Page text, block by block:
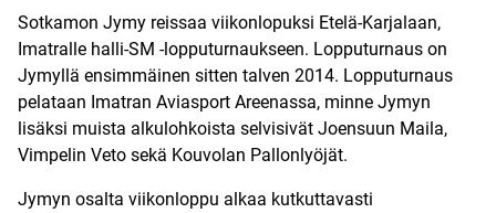
Sotkamon Jymy reissaa viikonlopuksi Etelä-Karjalaan,
Imatralle halli-SM -lopputurnaukseen. Lopputurnaus on
Jymyllä ensimmäinen sitten talven 2014. Lopputurnaus
pelataan Imatran Aviasport Areenassa, minne Jymyn
lisäksi muista alkulohkoista selvisivät Joensuun Maila,
Vimpelin Veto sekä Kouvolan Pallonlyöjät.
Jymyn osalta viikonloppu alkaa kutkuttavasti